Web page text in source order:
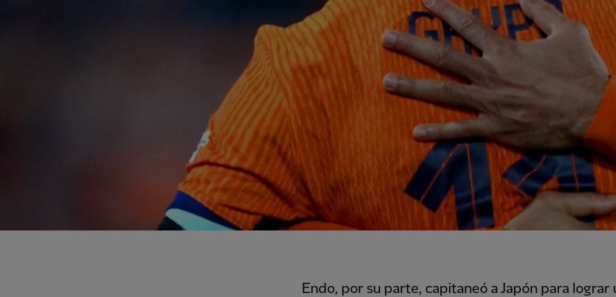
Endo, por su parte, capitaneó a Japón para